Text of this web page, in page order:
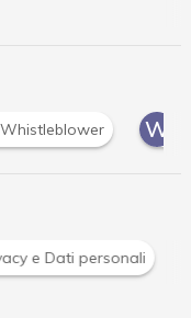
W whistleblowing
Privacy e Dati personali